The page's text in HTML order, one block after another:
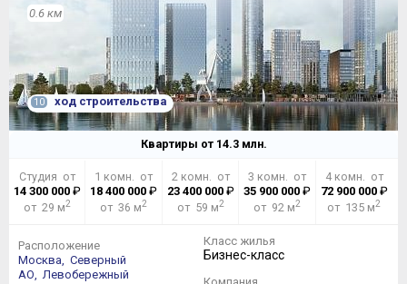
Несмотря на обтекаемые формы, большинству
однокомнатных квартир присущи спокойные
планировки. Двушки, как правило, выглядят намного
0.6 км
10 ход строительства
Квартиры от 14.3млн.
Студия от
14 300 000₽
от 29 м2
1 комн. от
18 400 000 ₽
от 36 м2
2 комн. от
23 400 000₽
от 59 м2
3 комн. от
35 900 000 ₽
от 92 м2
4 комн. от
72 900 000₽
от 135 м2
Расположение
Москва,
Северный
АО,
Левобережный
Класс жилья
Бизнес-класс